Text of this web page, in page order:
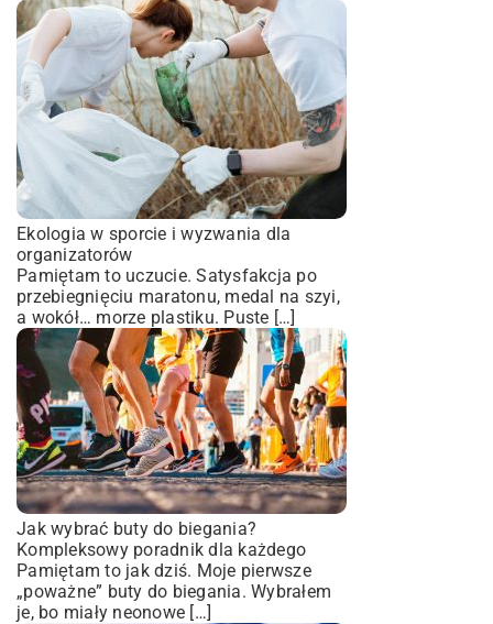
Ekologia w sporcie i wyzwania dla
organizatorów
Pamiętam to uczucie. Satysfakcja po
przebiegnięciu maratonu, medal na szyi,
a wokół… morze plastiku. Puste […]
Jak wybrać buty do biegania?
Kompleksowy poradnik dla każdego
Pamiętam to jak dziś. Moje pierwsze
„poważne” buty do biegania. Wybrałem
je, bo miały neonowe […]